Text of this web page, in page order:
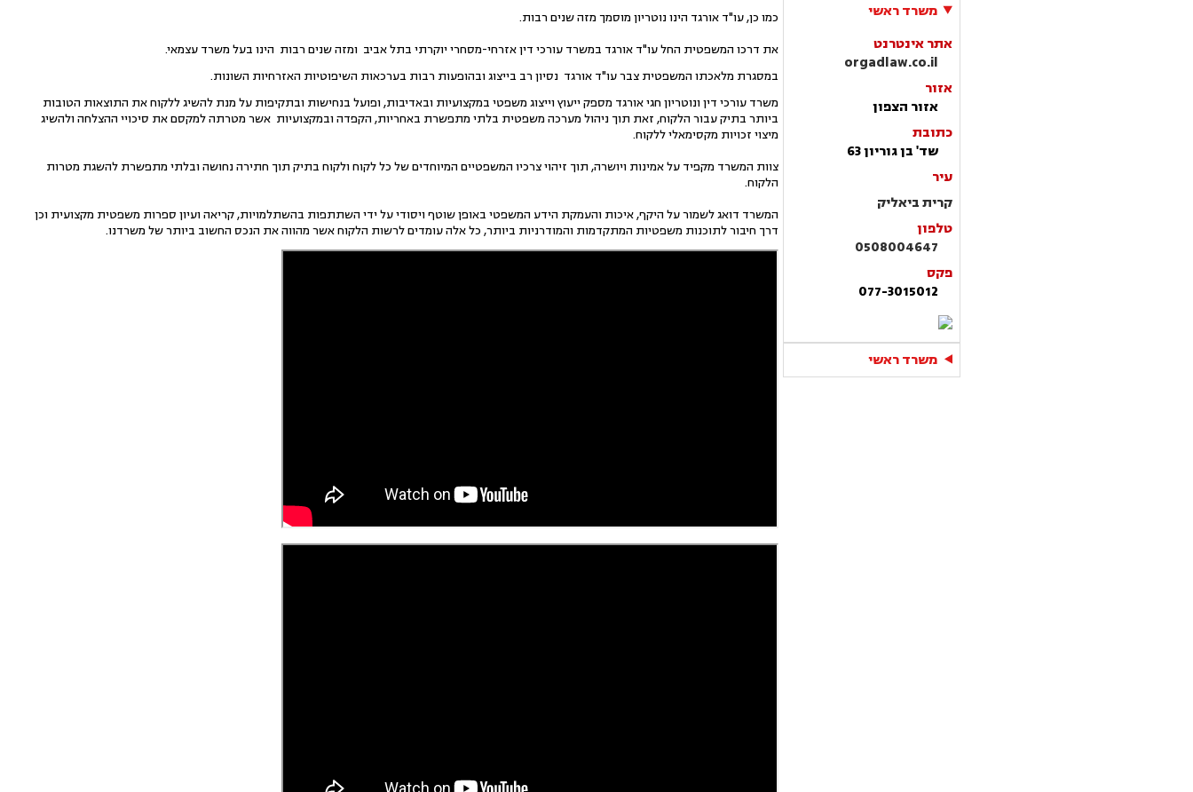
משרד ראשי
אתר אינטרנט
orgadlaw.co.il
אזור
אזור הצפון
כתובת
שד' בן גוריון 63
עיר
קרית ביאליק
טלפון
0508004647
פקס
077-3015012
משרד ראשי
כמו כן, עו"ד אורגד הינו נוטריון מוסמך מזה שנים רבות.
את דרכו המשפטית החל עו"ד אורגד במשרד עורכי דין אזרחי-מסחרי יוקרתי בתל אביב ומזה שנים רבות הינו בעל משרד עצמאי.
במסגרת מלאכתו המשפטית צבר עו"ד אורגד נסיון רב בייצוג ובהופעות רבות בערכאות השיפוטיות האזרחיות השונות.
משרד עורכי דין ונוטריון חגי אורגד מספק ייעוץ וייצוג משפטי במקצועיות ובאדיבות, ופועל בנחישות ובתקיפות על מנת להשיג ללקוח את התוצאות הטובות
ביותר בתיק עבור הלקוח, זאת תוך ניהול מערכה משפטית בלתי מתפשרת באחריות, הקפדה ובמקצועיות אשר מטרתה למקסם את סיכויי ההצלחה ולהשיג
מיצוי זכויות מקסימאלי ללקוח.
צוות המשרד מקפיד על אמינות ויושרה, תוך זיהוי צרכיו המשפטיים המיוחדים של כל לקוח ולקוח בתיק תוך חתירה נחושה ובלתי מתפשרת להשגת מטרות
הלקוח.
המשרד דואג לשמור על היקף, איכות והעמקת הידע המשפטי באופן שוטף ויסודי על ידי השתתפות בהשתלמויות, קריאה ועיון ספרות משפטית מקצועית וכן
דרך חיבור לתוכנות משפטיות המתקדמות והמודרניות ביותר, כל אלה עומדים לרשות הלקוח אשר מהווה את הנכס החשוב ביותר של משרדנו.